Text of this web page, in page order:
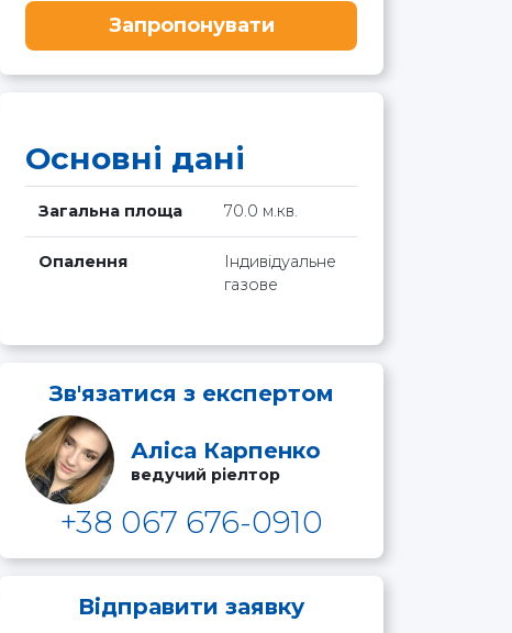
Запропонувати
Основні дані
Загальна площа 70.0 м.кв.
Опалення
Індивідуальне
газове
Зв'язатися з експертом
Аліса Карпенко
ведучий ріелтор
+38 067 676-0910
Відправити заявку